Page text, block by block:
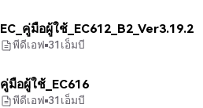
EC_คู่มือผู้ใช้_EC612_B2_Ver3.19.2
พีดีเอฟ 31เอ็มบี
คู่มือผู้ใช้_EC616
พีดีเอฟ 31เอ็มบี